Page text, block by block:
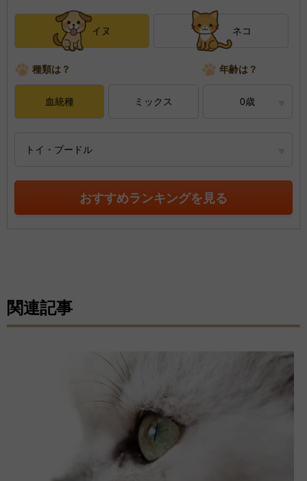
イヌ ネコ
種類は？ 年齢は？
血統種 ミックス 0歳
トイ・プードル
おすすめランキングを見る
関連記事